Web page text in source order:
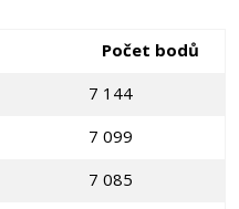
Počet bodů
7 144
7 099
7 085